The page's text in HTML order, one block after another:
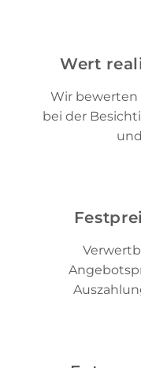
Wert
Wir bewerten
bei der